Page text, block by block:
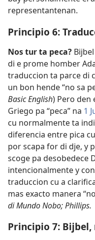
representantenan.
Principio 6:
Nos tur ta peca?
di e prome homber
traduccion ta parce di
un bon hende “no sa
Basic English) Pero den
Griego pa “peca” na 1
cu normalmente ta
diferencia entre pica
por scapa for di dje, y
scoge pa desobedece
intencionalmente y
traduccion cu a
mas exacto manera
di Mundo Nobo; Phillips.
Principio 7: